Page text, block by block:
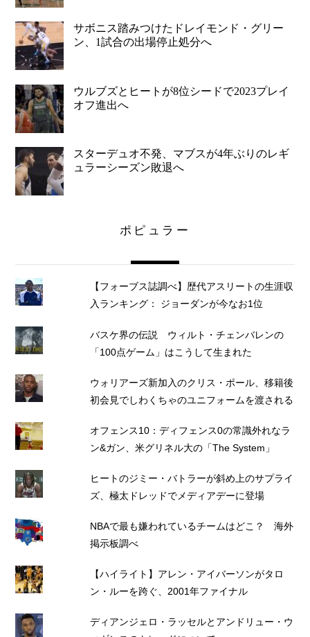
サボニス踏みつけたドレイモンド・グリー
ン、1試合の出場停止処分へ
ウルブズとヒートが8位シードで2023プレイ
オフ進出へ
スターデュオ不発、マブスが4年ぶりのレギ
ュラーシーズン敗退へ
ポピュラー
【フォーブス誌調べ】歴代アスリートの生涯収
入ランキング： ジョーダンが今なお1位
バスケ界の伝説 ウィルト・チェンバレンの
「100点ゲーム」はこうして生まれた
ウォリアーズ新加入のクリス・ポール、移籍後
初会見でしわくちゃのユニフォームを渡される
オフェンス10：ディフェンス0の常識外れなラ
ン&ガン、米グリネル大の「The System」
ヒートのジミー・バトラーが斜め上のサプライ
ズ、極太ドレッドでメディアデーに登場
NBAで最も嫌われているチームはどこ？ 海外
掲示板調べ
【ハイライト】アレン・アイバーソンがタロ
ン・ルーを跨ぐ、2001年ファイナル
ディアンジェロ・ラッセルとアンドリュー・ウ